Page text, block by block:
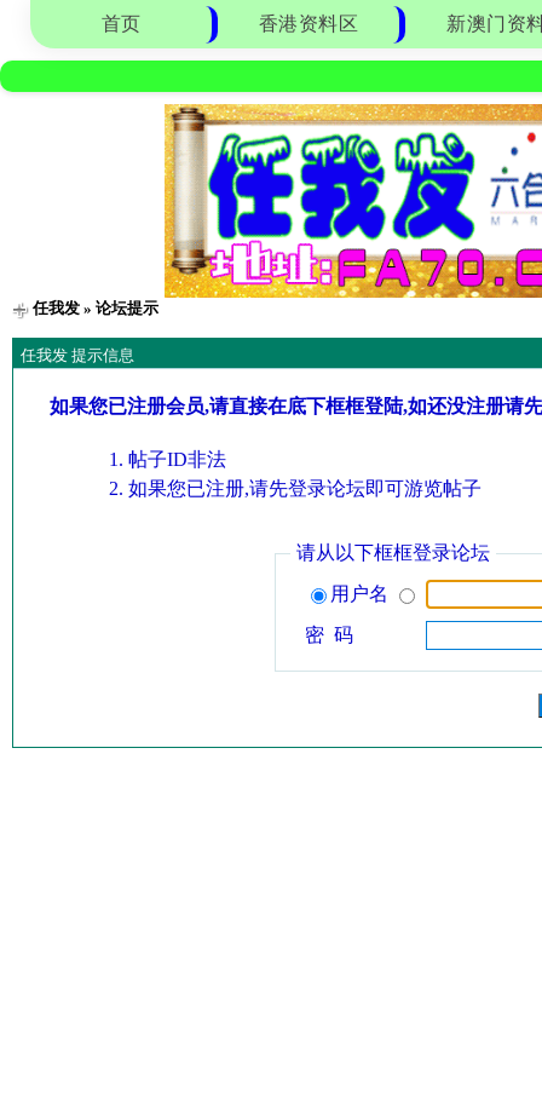
首页 香港资料区 新澳门资
任我发» 论坛提示
任我发 提示信息
如果您已注册会员,请直接在底下框框登陆,如还没注册请
帖子ID非法
如果您已注册,请先登录论坛即可游览帖子
请从以下框框登录论坛
用户名
密 码